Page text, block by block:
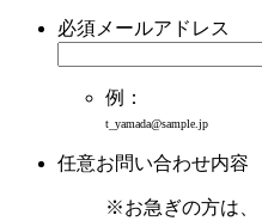
必須 メールアドレス
例：
t_yamada@sample.jp
任意お問い合わせ内容
※お急ぎの方は、